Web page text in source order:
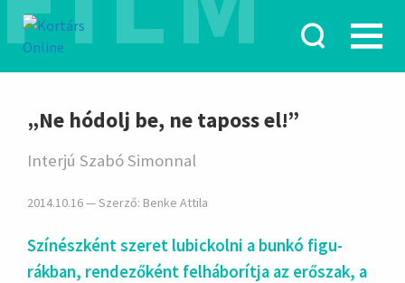
hirdetés
„Ne hódolj be, ne taposs el!”
Interjú Szabó Simonnal
2014.10.16 — Szerző: Benke Attila
Színészként szeret lubic­kolni a bunkó figu­
rákban, ren­de­ző­ként felhá­bo­rítja az erő­szak, a